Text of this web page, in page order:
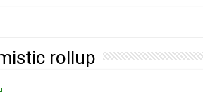
Tiên Phong Đổi Mới Hợp Đồng Thông Minh cho
rollup